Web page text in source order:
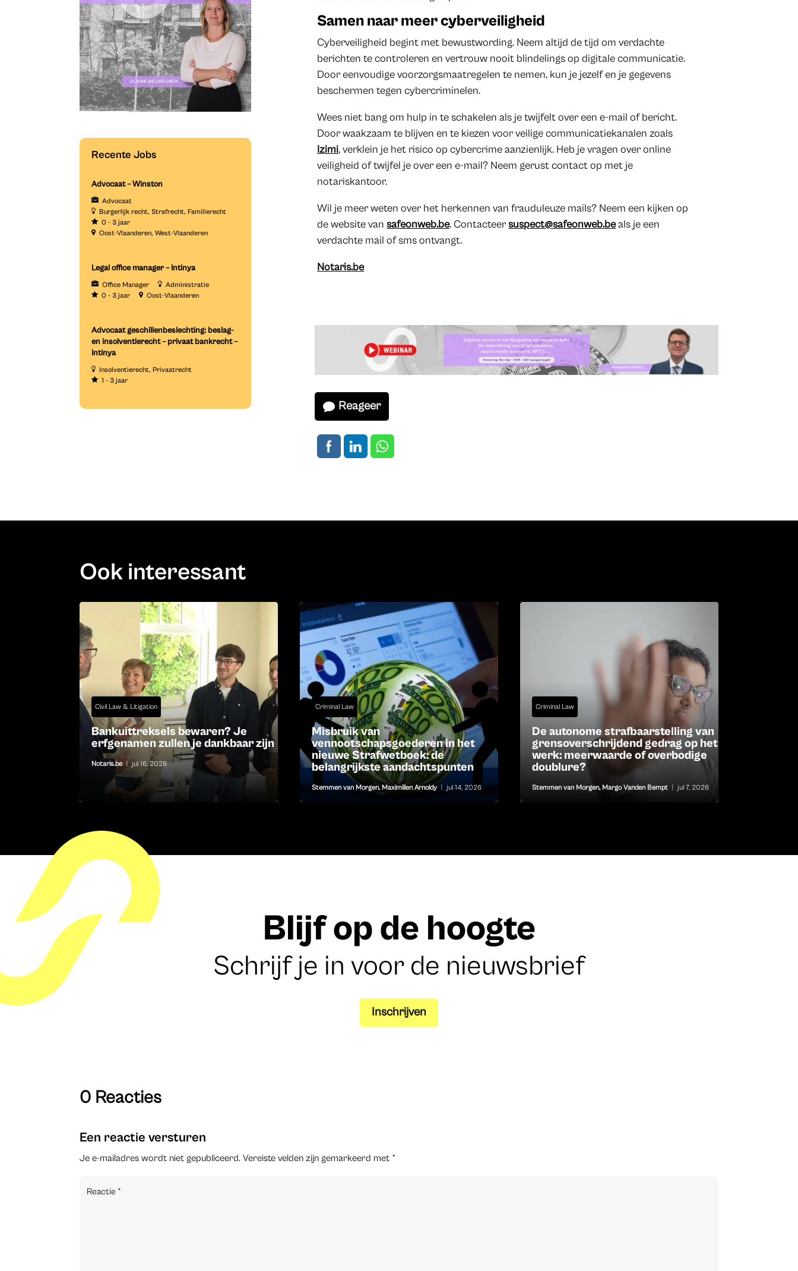
Recente Jobs
Advocaat – Winston
Advocaat
Burgerlijk recht Strafrecht Familierecht
0 - 3 jaar
Oost-Vlaanderen West-Vlaanderen
Legal office manager – Intinya
Office Manager
Administratie
0 - 3 jaar
Oost-Vlaanderen
Advocaat geschillenbeslechting: beslag-
en insolventierecht – privaat bankrecht –
Intinya
Insolventierecht Privaatrecht
1 - 3 jaar
Samen naar meer cyberveiligheid
Cyberveiligheid begint met bewustwording. Neem altijd de tijd om verdachte
berichten te controleren en vertrouw nooit blindelings op digitale communicatie.
Door eenvoudige voorzorgsmaatregelen te nemen, kun je jezelf en je gegevens
beschermen tegen cybercriminelen.
Wees niet bang om hulp in te schakelen als je twijfelt over een e-mail of bericht.
Door waakzaam te blijven en te kiezen voor veilige communicatiekanalen zoals
Izimi, verklein je het risico op cybercrime aanzienlijk. Heb je vragen over online
veiligheid of twijfel je over een e-mail? Neem gerust contact op met je
notariskantoor.
Wil je meer weten over het herkennen van frauduleuze mails? Neem een kijken op
de website vansafeonweb.be. Contacteersuspect@safeonweb.beals je een
verdachte mail of sms ontvangt.
Notaris.be
Reageer
Ook interessant
Civil Law & Litigation
Bankuittreksels bewaren? Je
erfgenamen zullen je dankbaar zijn
Notaris.be | jul 16, 2026
Criminal Law
Misbruik van
vennootschapsgoederen in het
nieuwe Strafwetboek: de
belangrijkste aandachtspunten
Stemmen van Morgen, Maximilien Arnoldy jul 14, 2026
Criminal Law
De autonome strafbaarstelling van
grensoverschrijdend gedrag op het
werk: meerwaarde of overbodige
doublure?
Stemmen van Morgen, Margo Vanden Bempt jul 7, 2026
Blijf op de hoogte
Schrijf je in voor de nieuwsbrief
Inschrijven
0 Reacties
Een reactie versturen
Je e-mailadres wordt niet gepubliceerd. Vereiste velden zijn gemarkeerd met *